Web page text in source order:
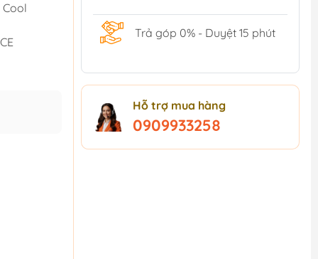
Trả góp 0% - Duyệt 15 phút
Hỗ trợ mua hàng
0909933258